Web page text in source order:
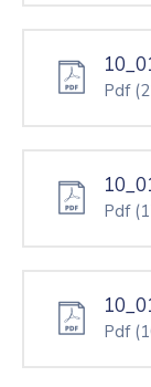
Pdf
Pdf
Pdf